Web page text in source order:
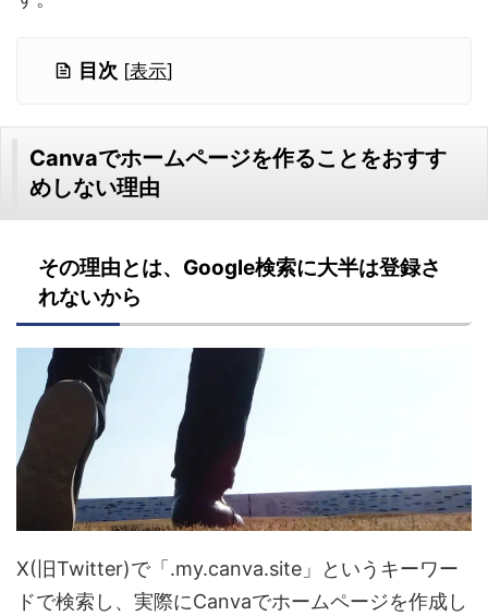
目次 [表示]
Canvaでホームページを作ることをおすす
めしない理由
その理由とは、Google検索に大半は登録さ
れないから
X(旧Twitter)で「.my.canva.site」というキーワー
ドで検索し、実際にCanvaでホームページを作成し